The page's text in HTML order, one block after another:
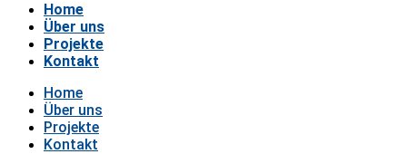
Home
Über uns
Projekte
Kontakt
Home
Über uns
Projekte
Kontakt